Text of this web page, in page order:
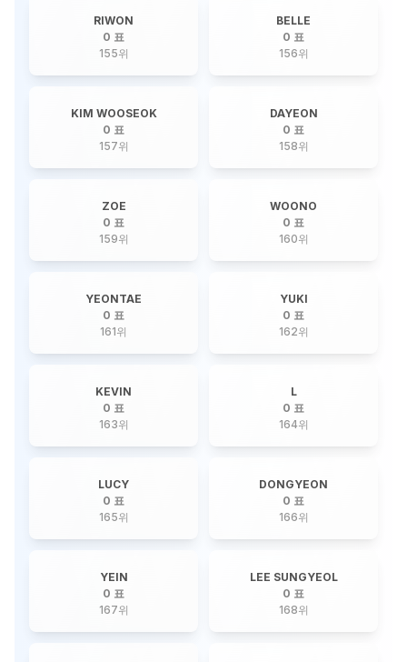
RIWON
0 표
155위
BELLE
0 표
156위
KIM WOOSEOK
0 표
157위
DAYEON
0 표
158위
ZOE
0 표
159위
WOONO
0 표
160위
YEONTAE
0 표
161위
YUKI
0 표
162위
KEVIN
0 표
163위
L
0 표
164위
LUCY
0 표
165위
DONGYEON
0 표
166위
YEIN
0 표
167위
LEE SUNGYEOL
0 표
168위